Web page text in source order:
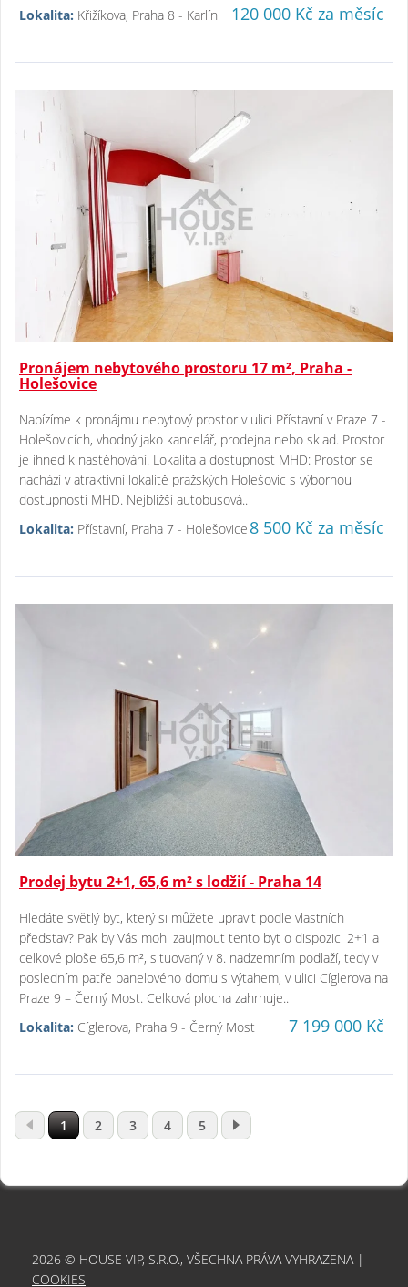
Lokalita: Křižíkova, Praha 8 - Karlín 120 000 Kč za měsíc
Pronájem nebytového prostoru 17 m², Praha -
Holešovice
Nabízíme k pronájmu nebytový prostor v ulici Přístavní v Praze 7 -
Holešovicích, vhodný jako kancelář, prodejna nebo sklad. Prostor
je ihned k nastěhování. Lokalita a dostupnost MHD: Prostor se
nachází v atraktivní lokalitě pražských Holešovic s výbornou
dostupností MHD. Nejbližší autobusová..
Lokalita: Přístavní, Praha 7 - Holešovice 8 500 Kč za měsíc
Prodej bytu 2+1, 65,6 m² s lodžií - Praha 14
Hledáte světlý byt, který si můžete upravit podle vlastních
představ? Pak by Vás mohl zaujmout tento byt o dispozici 2+1 a
celkové ploše 65,6 m², situovaný v 8. nadzemním podlaží, tedy v
posledním patře panelového domu s výtahem, v ulici Cíglerova na
Praze 9 – Černý Most. Celková plocha zahrnuje..
Lokalita: Cíglerova, Praha 9 - Černý Most 7 199 000 Kč
1 2 3 4 5
2026 © HOUSE VIP, S.R.O., VŠECHNA PRÁVA VYHRAZENA |
COOKIES